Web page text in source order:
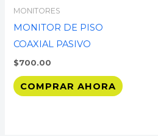
MONITORES
MONITOR DE PISO
COAXIAL PASIVO
$700.00
COMPRAR AHORA